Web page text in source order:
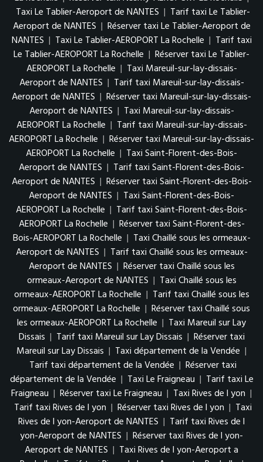
Taxi Le Tablier-Aeroport de NANTES | Tarif taxi Le Tablier-
Aeroport de NANTES | Réserver taxi Le Tablier-Aeroport de
NANTES | Taxi Le Tablier-AEROPORT La Rochelle | Tarif taxi
Le Tablier-AEROPORT La Rochelle | Réserver taxi Le Tablier-
AEROPORT La Rochelle | Taxi Mareuil-sur-lay-dissais-
Aeroport de NANTES | Tarif taxi Mareuil-sur-lay-dissais-
Aeroport de NANTES | Réserver taxi Mareuil-sur-lay-dissais-
Aeroport de NANTES | Taxi Mareuil-sur-lay-dissais-
AEROPORT La Rochelle | Tarif taxi Mareuil-sur-lay-dissais-
AEROPORT La Rochelle | Réserver taxi Mareuil-sur-lay-dissais-
AEROPORT La Rochelle | Taxi Saint-Florent-des-Bois-
Aeroport de NANTES | Tarif taxi Saint-Florent-des-Bois-
Aeroport de NANTES | Réserver taxi Saint-Florent-des-Bois-
Aeroport de NANTES | Taxi Saint-Florent-des-Bois-
AEROPORT La Rochelle | Tarif taxi Saint-Florent-des-Bois-
AEROPORT La Rochelle | Réserver taxi Saint-Florent-des-
Bois-AEROPORT La Rochelle | Taxi Chaillé sous les ormeaux-
Aeroport de NANTES | Tarif taxi Chaillé sous les ormeaux-
Aeroport de NANTES | Réserver taxi Chaillé sous les
ormeaux-Aeroport de NANTES | Taxi Chaillé sous les
ormeaux-AEROPORT La Rochelle | Tarif taxi Chaillé sous les
ormeaux-AEROPORT La Rochelle | Réserver taxi Chaillé sous
les ormeaux-AEROPORT La Rochelle | Taxi Mareuil sur Lay
Dissais | Tarif taxi Mareuil sur Lay Dissais | Réserver taxi
Mareuil sur Lay Dissais | Taxi département de la Vendée |
Tarif taxi département de la Vendée | Réserver taxi
département de la Vendée | Taxi Le Fraigneau | Tarif taxi Le
Fraigneau | Réserver taxi Le Fraigneau | Taxi Rives de l yon |
Tarif taxi Rives de l yon | Réserver taxi Rives de l yon | Taxi
Rives de l yon-Aeroport de NANTES | Tarif taxi Rives de l
yon-Aeroport de NANTES | Réserver taxi Rives de l yon-
Aeroport de NANTES | Taxi Rives de l yon-Aeroport a